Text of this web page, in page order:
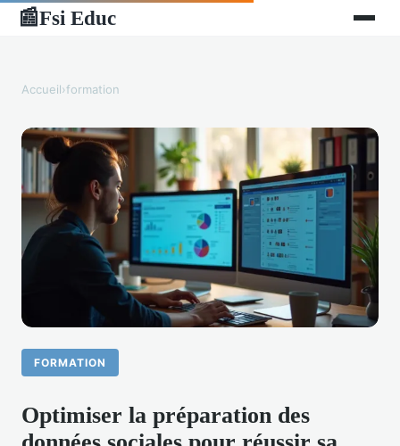
📰Fsi Educ
Accueil›formation
FORMATION
Optimiser la préparation des